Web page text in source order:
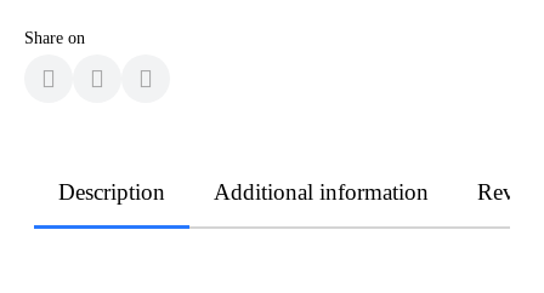
Share on
Description Additional information